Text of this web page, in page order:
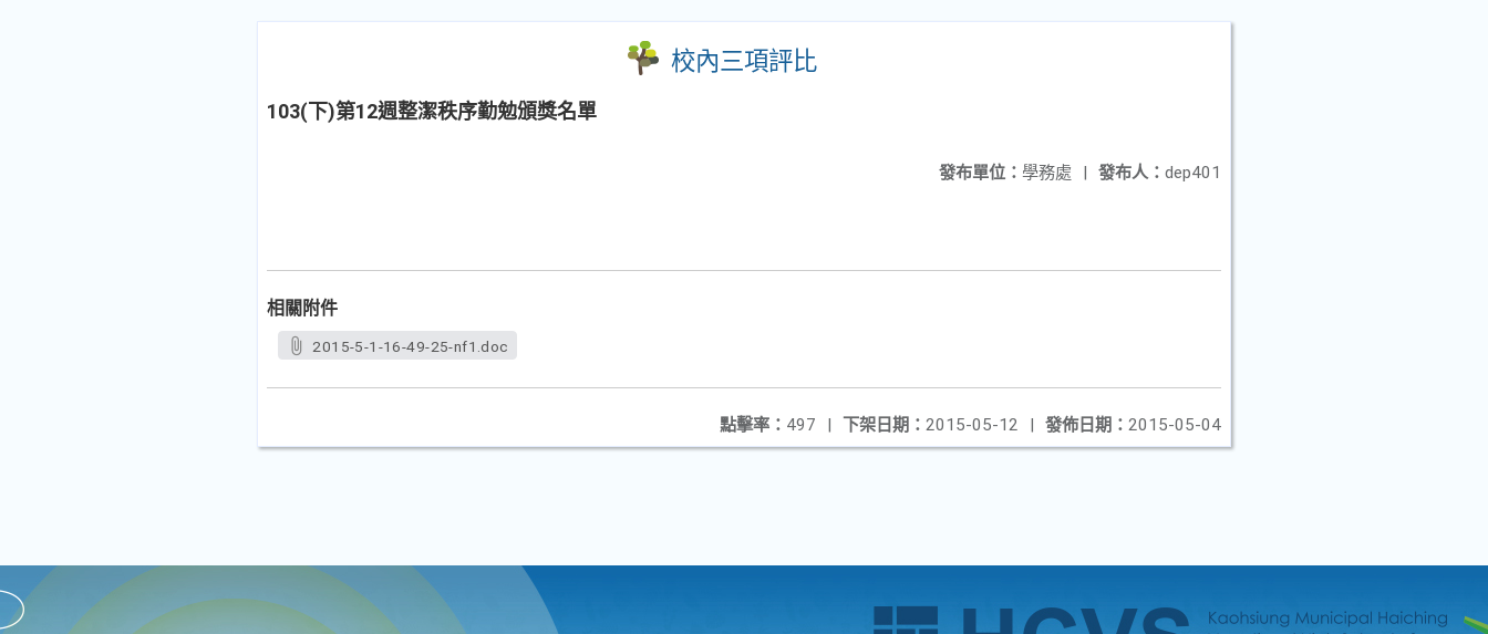
校內三項評比
103(下)第12週整潔秩序勤勉頒獎名單
發布人： dep401
發布單位： 學務處 |
相關附件
2015-5-1-16-49-25-nf1.doc
發佈日期： 2015-05-04
下架日期： 2015-05-12 |
點擊率： 497 |